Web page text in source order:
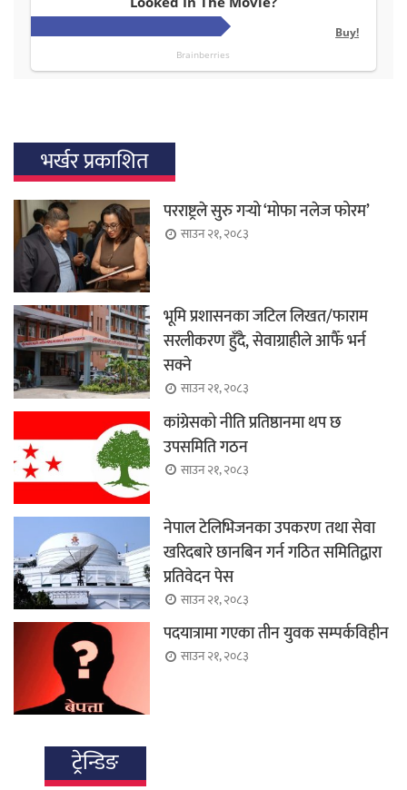
भर्खर प्रकाशित
परराष्ट्रले सुरु गर्‍यो ‘मोफा नलेज फोरम’
साउन २१, २०८३
भूमि प्रशासनका जटिल लिखत/फाराम
सरलीकरण हुँदै, सेवाग्राहीले आफैँ भर्न
सक्ने
साउन २१, २०८३
कांग्रेसको नीति प्रतिष्ठानमा थप छ
उपसमिति गठन
साउन २१, २०८३
नेपाल टेलिभिजनका उपकरण तथा सेवा
खरिदबारे छानबिन गर्न गठित समितिद्वारा
प्रतिवेदन पेस
साउन २१, २०८३
पदयात्रामा गएका तीन युवक सम्पर्कविहीन
साउन २१, २०८३
ट्रेन्डिङ